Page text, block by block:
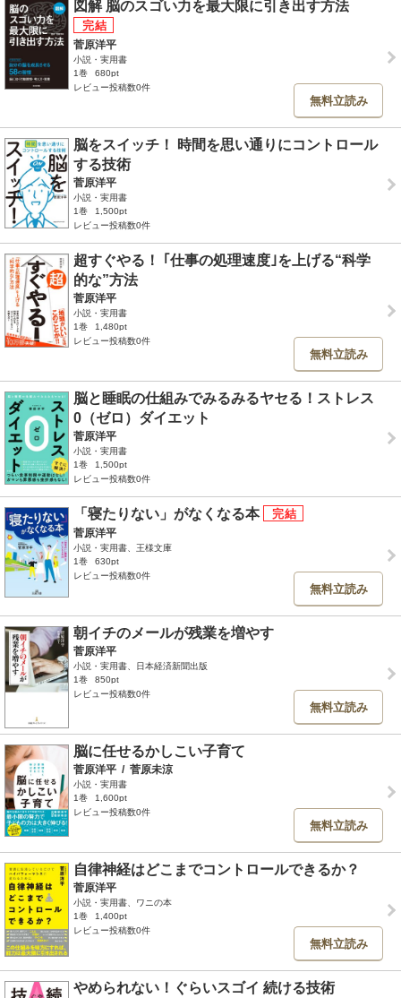
図解 脳のスゴい力を最大限に引き出す方法
菅原洋平
小説・実用書
1巻
680pt
レビュー投稿数0件
無料立読み
脳をスイッチ！ 時間を思い通りにコントロール
する技術
菅原洋平
小説・実用書
1巻
1,500pt
レビュー投稿数0件
超すぐやる！ ｢仕事の処理速度｣を上げる“科学
的な”方法
菅原洋平
小説・実用書
1巻
1,480pt
レビュー投稿数0件
無料立読み
脳と睡眠の仕組みでみるみるヤセる！ストレス
0（ゼロ）ダイエット
菅原洋平
小説・実用書
1巻
1,500pt
レビュー投稿数0件
「寝たりない」がなくなる本
菅原洋平
小説・実用書、王様文庫
1巻
630pt
レビュー投稿数0件
無料立読み
朝イチのメールが残業を増やす
菅原洋平
小説・実用書、日本経済新聞出版
1巻
850pt
レビュー投稿数0件
無料立読み
脳に任せるかしこい子育て
菅原洋平 / 菅原未涼
小説・実用書
1巻
1,600pt
レビュー投稿数0件
無料立読み
自律神経はどこまでコントロールできるか？
菅原洋平
小説・実用書、ワニの本
1巻
1,400pt
レビュー投稿数0件
無料立読み
やめられない！ぐらいスゴイ 続ける技術